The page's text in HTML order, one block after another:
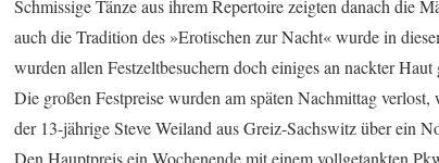
Schmissige Tänze aus ihrem Repertoire zeigten danach die
auch die Tradition des »Erotischen zur Nacht« wurde in
wurden allen Festzeltbesuchern doch einiges an nackter Haut
Die großen Festpreise wurden am späten Nachmittag
der 13-jährige Steve Weiland aus Greiz-Sachswitz über ein
Den Hauptpreis ein Wochenende mit einem vollgetankten